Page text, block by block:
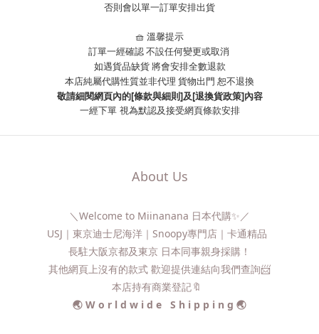
否則會以單一訂單安排出貨
🧺 溫馨提示
訂單一經確認 不設任何變更或取消
如遇貨品缺貨 將會安排全數退款
本店純屬代購性質並非代理 貨物出門 恕不退換
敬請細閱網頁內的[條款與細則]及[退換貨政策]內容
一經下單 視為默認及接受網頁條款安排
About Us
＼Welcome to Miinanana 日本代購✨／
USJ｜東京迪士尼海洋｜Snoopy專門店｜卡通精品
長駐大阪京都及東京 日本同事親身採購！
其他網頁上沒有的款式 歡迎提供連結向我們查詢📨​
本店持有商業登記🔖
🌏 W o r l d w i d e S h i p p i n g 🌏